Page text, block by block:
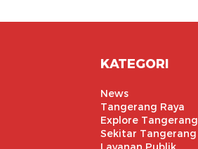
KATEGORI
News
Tangerang Raya
Explore Tangerang
Sekitar Tangerang